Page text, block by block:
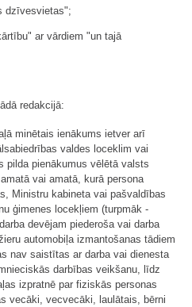
dzīvesvietas";
ar vārdiem "un tajā
redakcijā:
minētais ienākums ietver arī
valdes loceklim vai
pilda pienākumus vēlētā valsts
vai amatā, kurā persona
Ministru kabineta vai pašvaldības
ģimenes locekļiem (turpmāk -
devējam piederoša vai darba
automobiļa izmantošanas tādiem
nav saistītas ar darba vai dienesta
darbības veikšanu, līdz
izpratnē par fiziskās personas
vecāki, vecvecāki, laulātais, bērni